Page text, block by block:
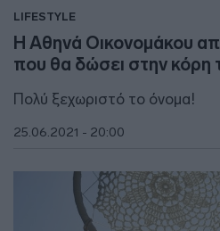
LIFESTYLE
Η Αθηνά Οικονομάκου
που θα δώσει στην κόρη
Πολύ ξεχωριστό το όνομα!
25.06.2021 - 20:00